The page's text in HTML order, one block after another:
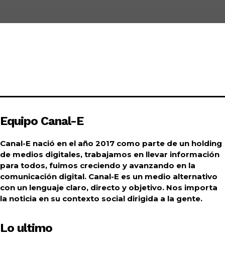
Equipo Canal-E
Canal-E nació en el año 2017 como parte de un holding
de medios digitales, trabajamos en llevar información
para todos, fuimos creciendo y avanzando en la
comunicación digital. Canal-E es un medio alternativo
con un lenguaje claro, directo y objetivo. Nos importa
la noticia en su contexto social dirigida a la gente.
Lo ultimo